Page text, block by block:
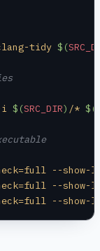
tidy $(
i $(SRC_DIR) /* $(
--show-
--show-
--show-